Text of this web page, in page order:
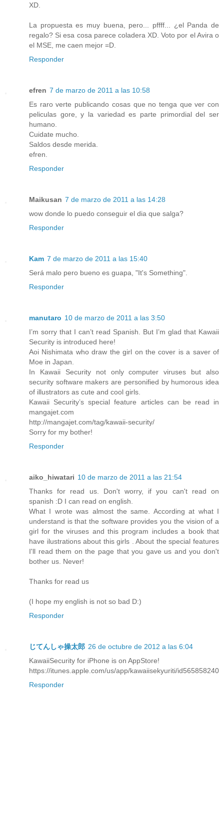
XD.
La propuesta es muy buena, pero... pffff... ¿el Panda de
regalo? Si esa cosa parece coladera XD. Voto por el Avira o
el MSE, me caen mejor =D.
Responder
efren 7 de marzo de 2011 a las 10:58
Es raro verte publicando cosas que no tenga que ver con
peliculas gore, y la variedad es parte primordial del ser
humano.
Cuidate mucho.
Saldos desde merida.
efren.
Responder
Maikusan 7 de marzo de 2011 a las 14:28
wow donde lo puedo conseguir el dia que salga?
Responder
Kam 7 de marzo de 2011 a las 15:40
Será malo pero bueno es guapa, "It's Something".
Responder
manutaro 10 de marzo de 2011 a las 3:50
I’m sorry that I can’t read Spanish. But I’m glad that Kawaii
Security is introduced here!
Aoi Nishimata who draw the girl on the cover is a saver of
Moe in Japan.
In Kawaii Security not only computer viruses but also
security software makers are personified by humorous idea
of illustrators as cute and cool girls.
Kawaii Security’s special feature articles can be read in
mangajet.com
http://mangajet.com/tag/kawaii-security/
Sorry for my bother!
Responder
aiko_hiwatari 10 de marzo de 2011 a las 21:54
Thanks for read us. Don't worry, if you can't read on
spanish :D I can read on english.
What I wrote was almost the same. According at what I
understand is that the software provides you the vision of a
girl for the viruses and this program includes a book that
have ilustrations about this girls . About the special features
I'll read them on the page that you gave us and you don't
bother us. Never!
Thanks for read us
(I hope my english is not so bad D:)
Responder
じてんしゃ操太郎 26 de octubre de 2012 a las 6:04
KawaiiSecurity for iPhone is on AppStore!
https://itunes.apple.com/us/app/kawaiisekyuriti/id565858240
Responder